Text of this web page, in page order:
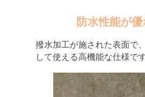
防水性能が
撥水加工が施された表面で
して使える高機能な仕様です